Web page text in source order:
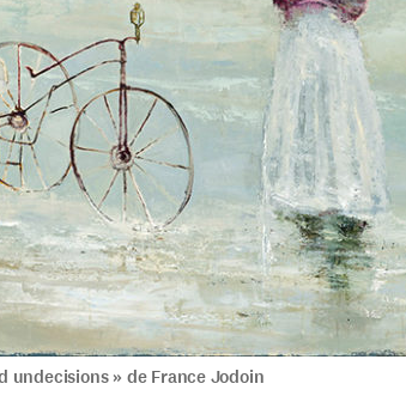
undecisions » de France Jodoin